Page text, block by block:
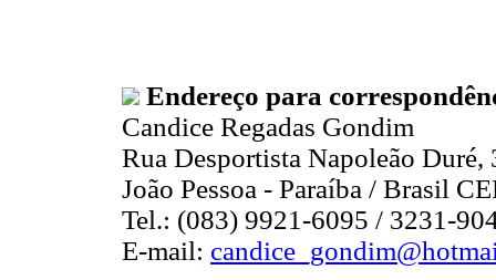
Endereço para
Candice Regadas Gondim
Rua Desportista Napoleão
João Pessoa - Paraíba / Brasil
Tel.: (083) 9921-6095 / 3231-
E-mail: